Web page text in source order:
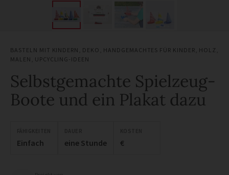
BASTELN MIT KINDERN DEKO HANDGEMACHTES FÜR KINDER HOLZ
MALEN
UPCYCLING-IDEEN
Selbstgemachte Spielzeug-
Boote und ein Plakat dazu
Einfach eine Stunde €